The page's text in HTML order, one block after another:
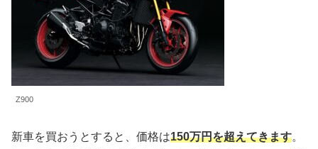
Z900
新車を買おうとすると、価格は150万円を超えてきます。